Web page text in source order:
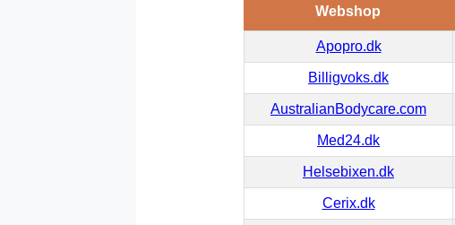
Webshop
Apopro.dk
Billigvoks.dk
AustralianBodycare.com
Med24.dk
Helsebixen.dk
Cerix.dk